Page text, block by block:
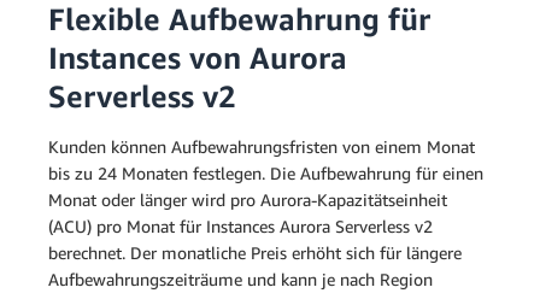
Flexible Aufbewahrung für
Instances von Aurora
Serverless v2
Kunden können Aufbewahrungsfristen von einem Monat
bis zu 24 Monaten festlegen. Die Aufbewahrung für einen
Monat oder länger wird pro Aurora-Kapazitätseinheit
(ACU) pro Monat für Instances Aurora Serverless v2
berechnet. Der monatliche Preis erhöht sich für längere
Aufbewahrungszeiträume und kann je nach Region